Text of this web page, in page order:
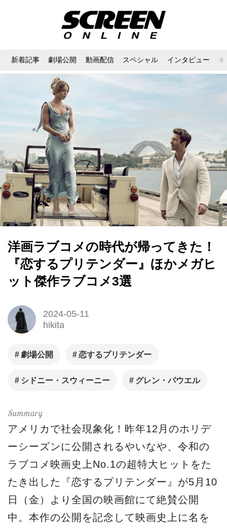
新着記事 劇場公開 動画配信 スペシャル インタビュー
洋画ラブコメの時代が帰ってきた！
『恋するプリテンダー』ほかメガヒ
ット傑作ラブコメ3選
2024-05-11
hikita
劇場公開 恋するプリテンダー
シドニー・スウィーニー グレン・パウエル
アメリカで社会現象化！昨年12月のホリデ
ーシーズンに公開されるやいなや、令和の
ラブコメ映画史上No.1の超特大ヒットをた
たき出した『恋するプリテンダー』が5月10
日（金）より全国の映画館にて絶賛公開
中。本作の公開を記念して映画史上に名を